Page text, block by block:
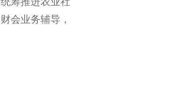
会业务辅导，